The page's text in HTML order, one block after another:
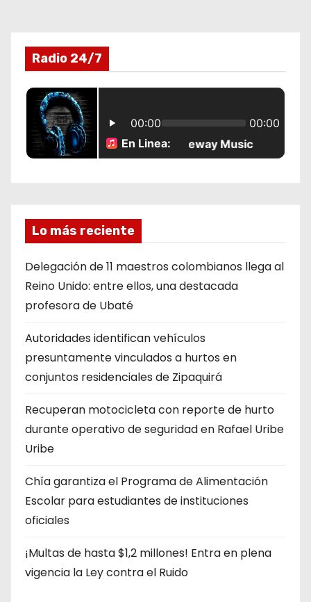
a
d
a
Radio 24/7
Lo más reciente
Delegación de 11 maestros colombianos llega al
Reino Unido: entre ellos, una destacada
profesora de Ubaté
Autoridades identifican vehículos
presuntamente vinculados a hurtos en
conjuntos residenciales de Zipaquirá
Recuperan motocicleta con reporte de hurto
durante operativo de seguridad en Rafael Uribe
Uribe
Chía garantiza el Programa de Alimentación
Escolar para estudiantes de instituciones
oficiales
¡Multas de hasta $1,2 millones! Entra en plena
vigencia la Ley contra el Ruido